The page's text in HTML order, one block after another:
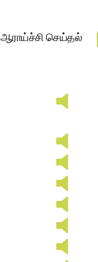
ஆராய்ச்சி செய்தல்